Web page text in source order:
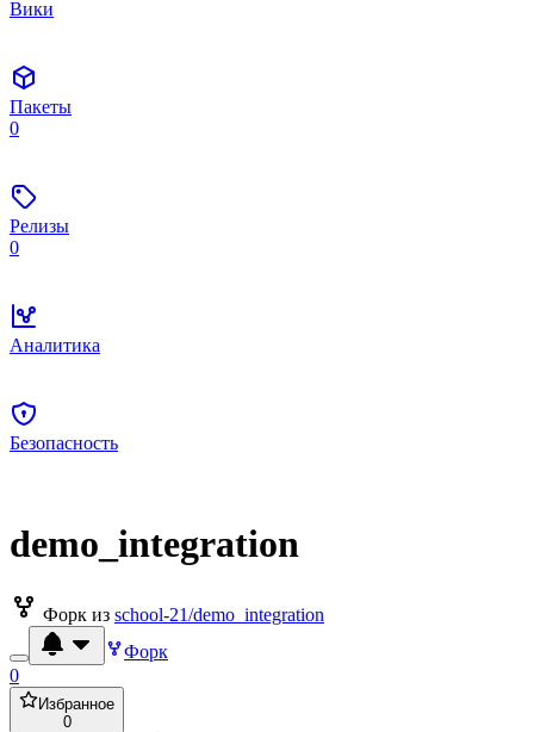
Вики
Пакеты
0
Релизы
0
Аналитика
Безопасность
demo_integration
Форк из school-21/demo_integration
Форк
0
Избранное
0